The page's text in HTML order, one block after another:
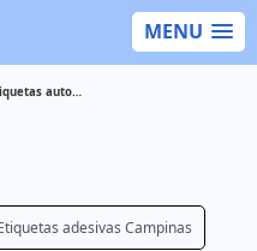
MENU
Etiquetas auto-adesivas
adesivas Campinas